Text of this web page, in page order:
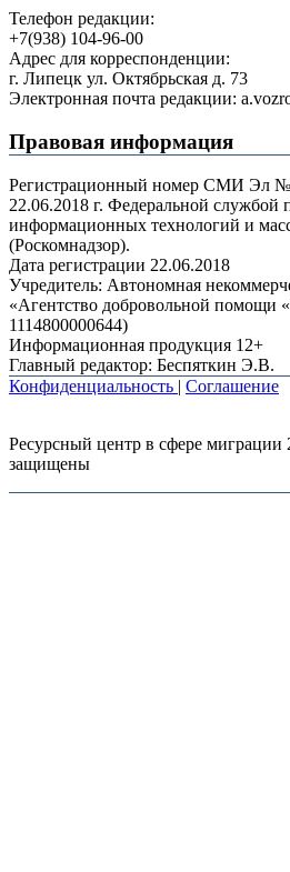
Телефон редакции:
+7(938) 104-96-00
Адрес для корреспонденции:
г. Липецк ул. Октябрьская д. 73
Электронная почта редакции:
Правовая информация
Регистрационный номер СМИ Эл
22.06.2018 г. Федеральной службой
информационных технологий и
(Роскомнадзор).
Дата регистрации 22.06.2018
Учредитель: Автономная
«Агентство добровольной помощи
1114800000644)
Информационная продукция 12+
Главный редактор: Беспяткин Э.В.
Конфиденциальность | Соглашение
Ресурсный центр в сфере миграции
защищены